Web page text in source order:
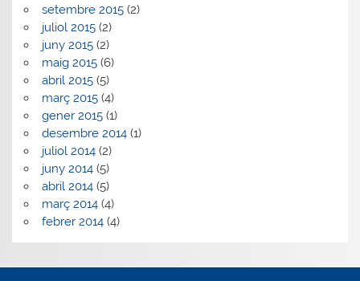
setembre 2015(2)
juliol 2015(2)
juny 2015(2)
maig 2015(6)
abril 2015(5)
març 2015(4)
gener 2015(1)
desembre 2014(1)
juliol 2014(2)
juny 2014(5)
abril 2014(5)
març 2014(4)
febrer 2014(4)